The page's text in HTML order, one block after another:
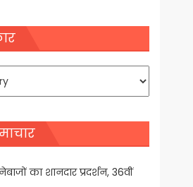
का शानदार प्रदर्शन, 36वीं